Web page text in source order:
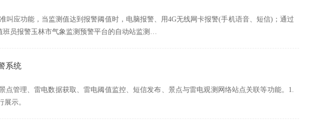
叫应功能，当监测值达到报警阈值时，电脑报警、用4G无线网卡报警(手机语音、短信)；通过
员报警玉林市气象监测预警平台的自动站监测…
系统
点管理、雷电数据获取、雷电阈值监控、短信发布、景点与雷电观测网络站点关联等功能。1.
示。